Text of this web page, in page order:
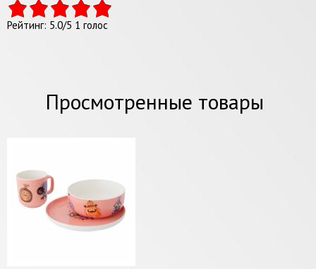
Рейтинг: 5.0/5 1 голос
Просмотренные товары